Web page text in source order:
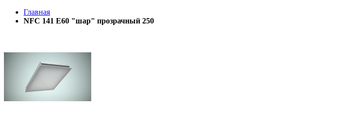
Главная
NFC 141 E60 "шар" прозрачный 250